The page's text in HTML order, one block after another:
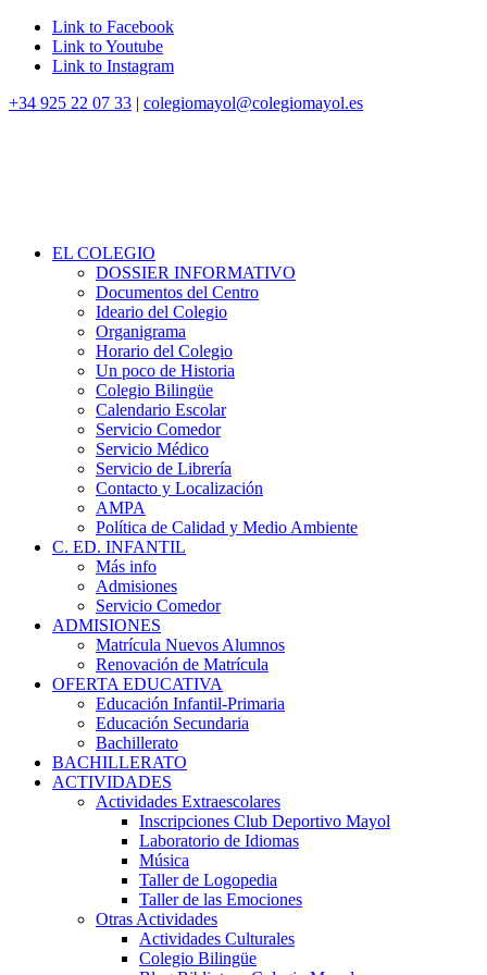
Link to Facebook
Link to Youtube
Link to Instagram
+34 925 22 07 33 | colegiomayol@colegiomayol.es
EL COLEGIO
DOSSIER INFORMATIVO
Documentos del Centro
Ideario del Colegio
Organigrama
Horario del Colegio
Un poco de Historia
Colegio Bilingüe
Calendario Escolar
Servicio Comedor
Servicio Médico
Servicio de Librería
Contacto y Localización
AMPA
Política de Calidad y Medio Ambiente
C. ED. INFANTIL
Más info
Admisiones
Servicio Comedor
ADMISIONES
Matrícula Nuevos Alumnos
Renovación de Matrícula
OFERTA EDUCATIVA
Educación Infantil-Primaria
Educación Secundaria
Bachillerato
BACHILLERATO
ACTIVIDADES
Actividades Extraescolares
Inscripciones Club Deportivo Mayol
Laboratorio de Idiomas
Música
Taller de Logopedia
Taller de las Emociones
Otras Actividades
Actividades Culturales
Colegio Bilingüe